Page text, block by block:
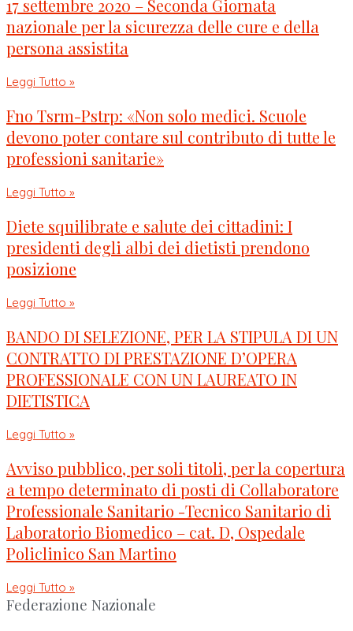
17 settembre 2020 – Seconda Giornata
nazionale per la sicurezza delle cure e della
persona assistita
Leggi Tutto »
Fno Tsrm-Pstrp: «Non solo medici. Scuole
devono poter contare sul contributo di tutte le
professioni sanitarie»
Leggi Tutto »
Diete squilibrate e salute dei cittadini: I
presidenti degli albi dei dietisti prendono
posizione
Leggi Tutto »
BANDO DI SELEZIONE, PER LA STIPULA DI UN
CONTRATTO DI PRESTAZIONE D’OPERA
PROFESSIONALE CON UN LAUREATO IN
DIETISTICA
Leggi Tutto »
Avviso pubblico, per soli titoli, per la copertura
a tempo determinato di posti di Collaboratore
Professionale Sanitario -Tecnico Sanitario di
Laboratorio Biomedico – cat. D, Ospedale
Policlinico San Martino
Leggi Tutto »
Federazione Nazionale